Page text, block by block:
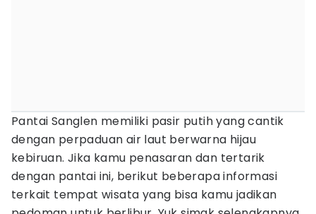
Pantai Sanglen memiliki pasir putih yang cantik
dengan perpaduan air laut berwarna hijau
kebiruan. Jika kamu penasaran dan tertarik
dengan pantai ini, berikut beberapa informasi
terkait tempat wisata yang bisa kamu jadikan